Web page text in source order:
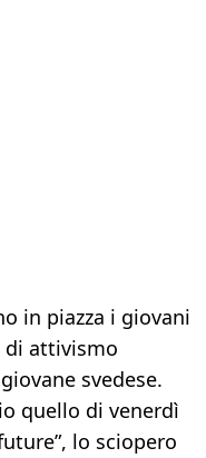
in piazza i giovani
di attivismo
svedese.
quello di venerdì
lo sciopero